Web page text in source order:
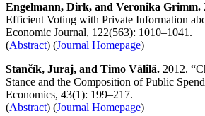
Engelmann, Dirk, and Veronika Grimm.
Efficient Voting with Private Information
Economic Journal, 122(563): 1010–1041.
(Abstract) (Journal Homepage)
Stančík, Juraj, and Timo Välilä. 2012.
Stance and the Composition of Public
Economics, 43(1): 199–217.
(Abstract) (Journal Homepage)